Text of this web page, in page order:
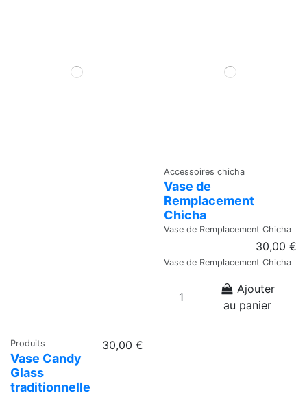
Produits
Vase Candy
Glass
traditionnelle
30,00 €
Accessoires chicha
Vase de
Remplacement
Chicha
Vase de Remplacement Chicha
30,00 €
Vase de Remplacement Chicha
Ajouter
au panier